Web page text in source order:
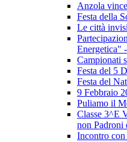
Anzola
Festa della
Le città
Energetica"
Campionati
Festa del 5
Festa del
9 Febbraio
Puliamo il
Classe 3^E
non Padroni
Incontro